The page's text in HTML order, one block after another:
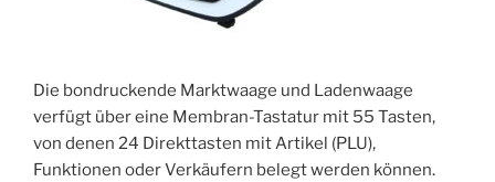
Die bondruckende Marktwaage und Ladenwaage
verfügt über eine Membran-Tastatur mit 55 Tasten,
von denen 24 Direkttasten mit Artikel (PLU),
Funktionen oder Verkäufern belegt werden können.